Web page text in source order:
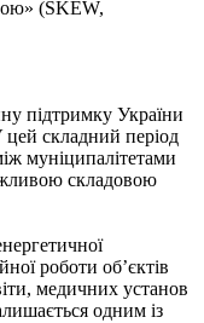
(SKEW,
підтримку України
цей складний період
муніципалітетами
складовою
роботи об’єктів
медичних установ
одним із